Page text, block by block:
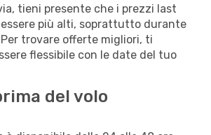
tieni presente che i prezzi last
più alti, soprattutto durante
trovare offerte migliori, ti
flessibile con le date del tuo
del volo